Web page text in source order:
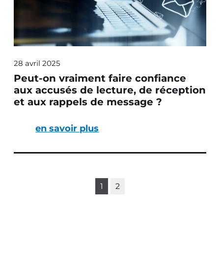
Peut-on vraiment faire confiance
aux accusés de lecture, de réception
et aux rappels de message ?
28 avril 2025
en savoir plus
1 2